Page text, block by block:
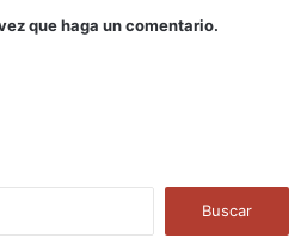
que haga un comentario.